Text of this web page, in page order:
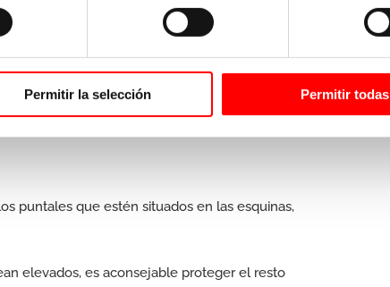
Permitir la selección Permitir todas
de seguridad
que ayudan a
industriales
puntales que estén situados en las esquinas,
elevados, es aconsejable proteger el resto